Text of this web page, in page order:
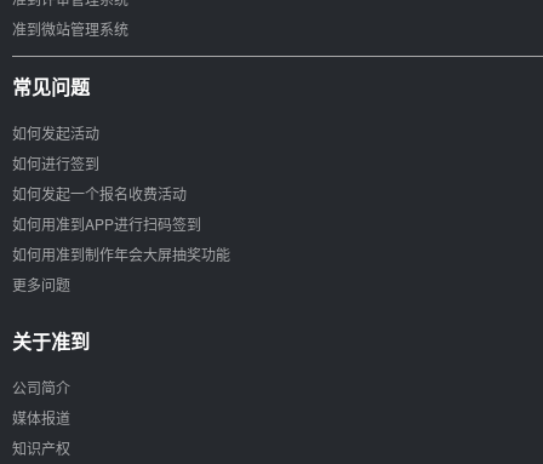
准到微站管理系统
常见问题
如何发起活动
如何进行签到
如何发起一个报名收费活动
如何用准到APP进行扫码签到
如何用准到制作年会大屏抽奖功能
更多问题
关于准到
公司简介
媒体报道
知识产权